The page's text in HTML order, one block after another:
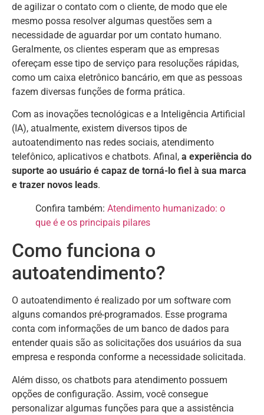
de agilizar o contato com o cliente, de modo que ele
mesmo possa resolver algumas questões sem a
necessidade de aguardar por um contato humano.
Geralmente, os clientes esperam que as empresas
ofereçam esse tipo de serviço para resoluções rápidas,
como um caixa eletrônico bancário, em que as pessoas
fazem diversas funções de forma prática.
Com as inovações tecnológicas e a Inteligência Artificial
(IA), atualmente, existem diversos tipos de
autoatendimento nas redes sociais, atendimento
telefônico, aplicativos e chatbots. Afinal, a experiência do
suporte ao usuário é capaz de torná-lo fiel à sua marca
e trazer novos leads.
Confira também: Atendimento humanizado: o
que é e os principais pilares
Como funciona o
autoatendimento?
O autoatendimento é realizado por um software com
alguns comandos pré-programados. Esse programa
conta com informações de um banco de dados para
entender quais são as solicitações dos usuários da sua
empresa e responda conforme a necessidade solicitada.
Além disso, os chatbots para atendimento possuem
opções de configuração. Assim, você consegue
personalizar algumas funções para que a assistência